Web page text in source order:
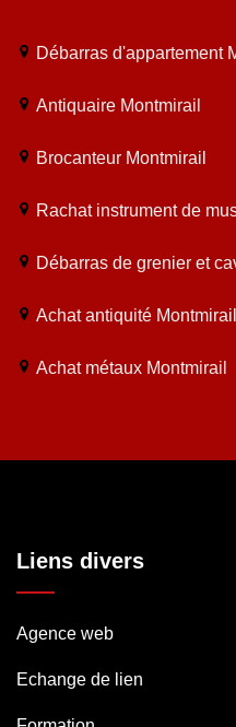
Débarras d'appartement
Antiquaire Montmirail
Brocanteur Montmirail
Rachat instrument de
Débarras de grenier et
Achat antiquité Montmirail
Achat métaux Montmirail
Liens divers
Agence web
Echange de lien